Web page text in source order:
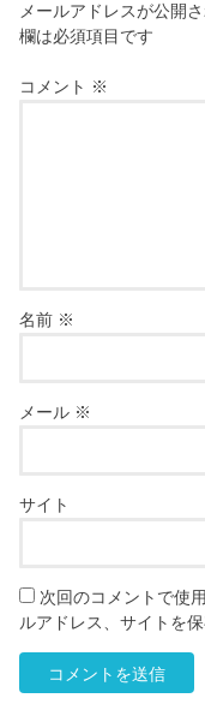
メールアドレスが公開
欄は必須項目です
コメント ※
名前 ※
メール ※
サイト
次回のコメントで使
ルアドレス、サイトを保